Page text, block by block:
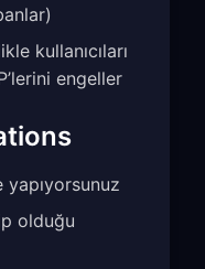
kullanıcıları
engeller
olduğu